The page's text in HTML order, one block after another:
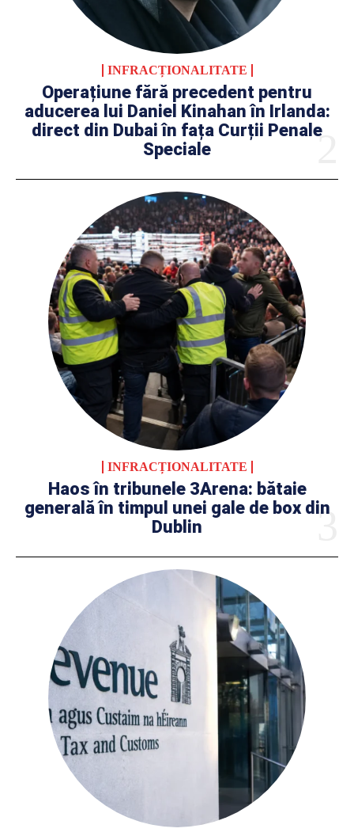
INFRACȚIONALITATE
Operațiune fără precedent pentru
aducerea lui Daniel Kinahan în Irlanda:
direct din Dubai în fața Curții Penale
Speciale
INFRACȚIONALITATE
Haos în tribunele 3Arena: bătaie
generală în timpul unei gale de box din
Dublin